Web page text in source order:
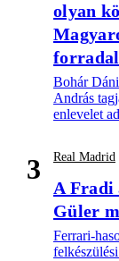
olyan
Bohár
András
enlevelet
3 Real Madrid
A Fradi
Güler
Ferrari-